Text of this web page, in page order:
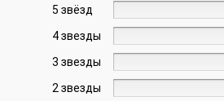
5 звёзд
4 звезды
3 звезды
2 звезды